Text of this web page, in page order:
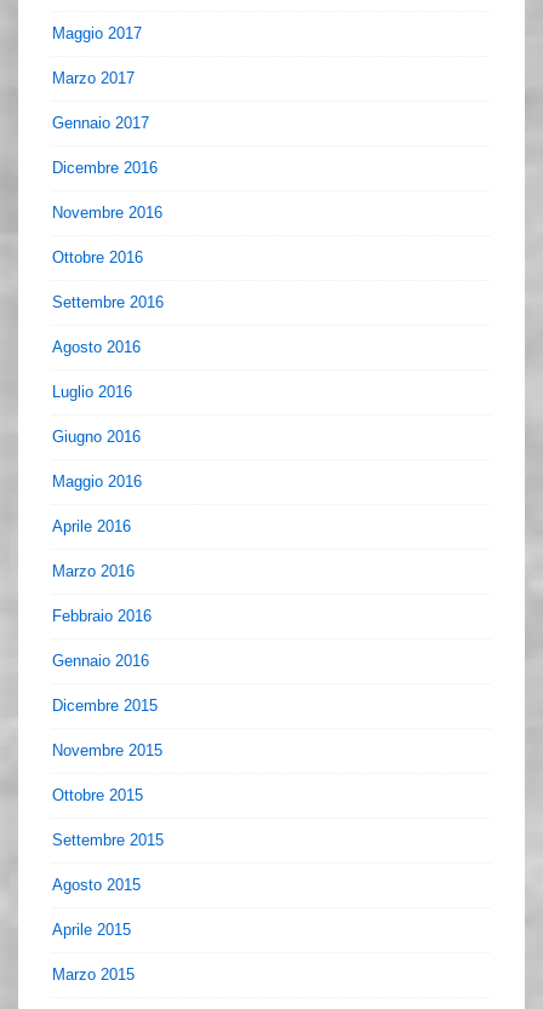
Maggio 2017
Marzo 2017
Gennaio 2017
Dicembre 2016
Novembre 2016
Ottobre 2016
Settembre 2016
Agosto 2016
Luglio 2016
Giugno 2016
Maggio 2016
Aprile 2016
Marzo 2016
Febbraio 2016
Gennaio 2016
Dicembre 2015
Novembre 2015
Ottobre 2015
Settembre 2015
Agosto 2015
Aprile 2015
Marzo 2015